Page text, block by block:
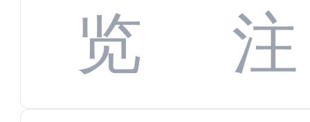
数据对
览
注